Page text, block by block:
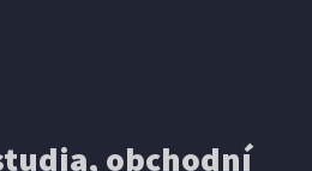
Přidat do košíku
obchodní